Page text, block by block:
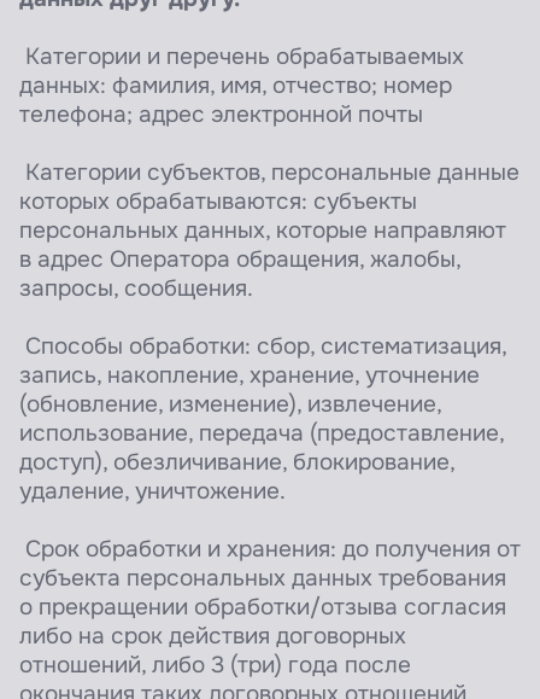
Категории и перечень обрабатываемых
данных: фамилия, имя, отчество; номер
телефона; адрес электронной почты
Категории субъектов, персональные данные
которых обрабатываются: субъекты
персональных данных, которые направляют
в адрес Оператора обращения, жалобы,
запросы, сообщения.
Способы обработки: сбор, систематизация,
запись, накопление, хранение, уточнение
(обновление, изменение), извлечение,
использование, передача (предоставление,
доступ), обезличивание, блокирование,
удаление, уничтожение.
Срок обработки и хранения: до получения от
субъекта персональных данных требования
о прекращении обработки/отзыва согласия
либо на срок действия договорных
отношений, либо 3 (три) года после